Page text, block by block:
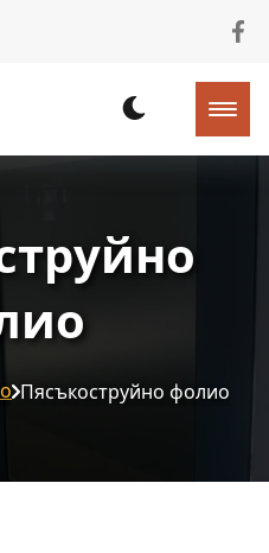
Пясъкоструйно фолио